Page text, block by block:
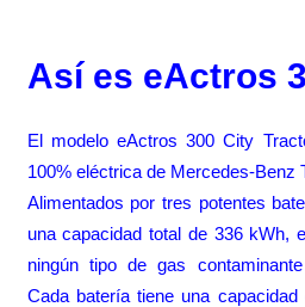
Así es eActros
El modelo eActros 300 City
100% eléctrica de Mercedes-Benz
Alimentados por tres potentes
una capacidad total de 336 kWh,
ningún tipo de gas
Cada batería tiene una